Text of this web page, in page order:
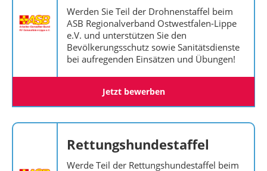
Werden Sie Teil der Drohnenstaffel beim
ASB Regionalverband Ostwestfalen-Lippe
e.V. und unterstützen Sie den
Bevölkerungsschutz sowie Sanitätsdienste
bei aufregenden Einsätzen und Übungen!
Jetzt bewerben
Rettungshundestaffel
Werde Teil der Rettungshundestaffel beim